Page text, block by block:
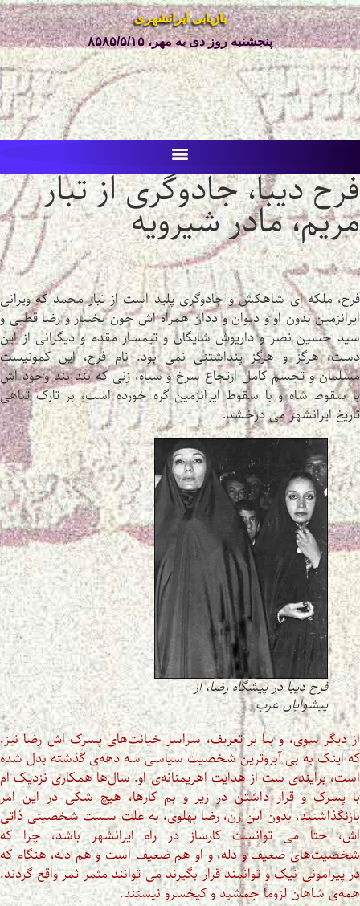
بازیابی ایرانشهری
پنجشنبه روز دی به مهر، ۸۵۸۵/۵/۱۵
فرح دیبا، جادوگری از تبار
مریم، مادر شیرویه
فرح، ملکه ای شاهکش و جادوگری پلید است از تبار محمد که ویرانی
ایرانزمین بدون او و دیوان و ددان همراه اش چون بختیار و رضا قطبی و
سید حسین نصر و داریوش شایگان و تیمسار مقدم و دیگرانی از این
دست، هرگز و هرگز پنداشتنی نمی بود. نام فرح، این کمونیست
مسلمان و تجسم کامل ارتجاع سرخ و سیاه، زنی که بند بند وجود اش
با سقوط شاه و با سقوط ایرانزمین گره خورده است، بر تارک تباهی
تاریخ ایرانشهر می درخشد.
فرح دیبا در پیشگاه رضا، از
پیشوایان عرب
از دیگر سوی، و بنا بر تعریف، سراسر خیانت‌های پسرک اش رضا نیز،
که اینک به بی آبروترین شخصیت سیاسی سه دهه‌ی گذشته بدل شده
است، برایندی ست از هدایت اهریمنانه‌ی او. سال‌ها همکاری نزدیک ام
با پسرک و قرار داشتن در زیر و بم کارها، هیچ شکی در این امر
بازنگذاشتند. بدون این زن، رضا پهلوی، به علت سست شخصیتی ذاتی
اش، حتا می توانست کارساز در راه ایرانشهر باشد، چرا که
شخصیت‌های ضعیف و دله، و او هم ضعیف است و هم دله، هنگام که
در پیرامونی نیک و توانمند قرار بگیرند می توانند مثمر ثمر واقع گردند.
همه‌ی شاهان لزوما جمشید و کیخسرو نیستند.